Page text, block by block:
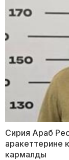
Сирия Араб
аракеттерине
кармалды